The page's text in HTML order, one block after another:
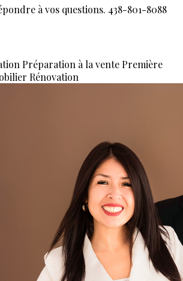
à vos questions. 438-801-8088
Préparation à la vente Première
Rénovation